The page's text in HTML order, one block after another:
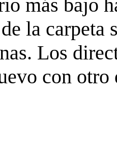
más bajo
la carpeta
Los
con